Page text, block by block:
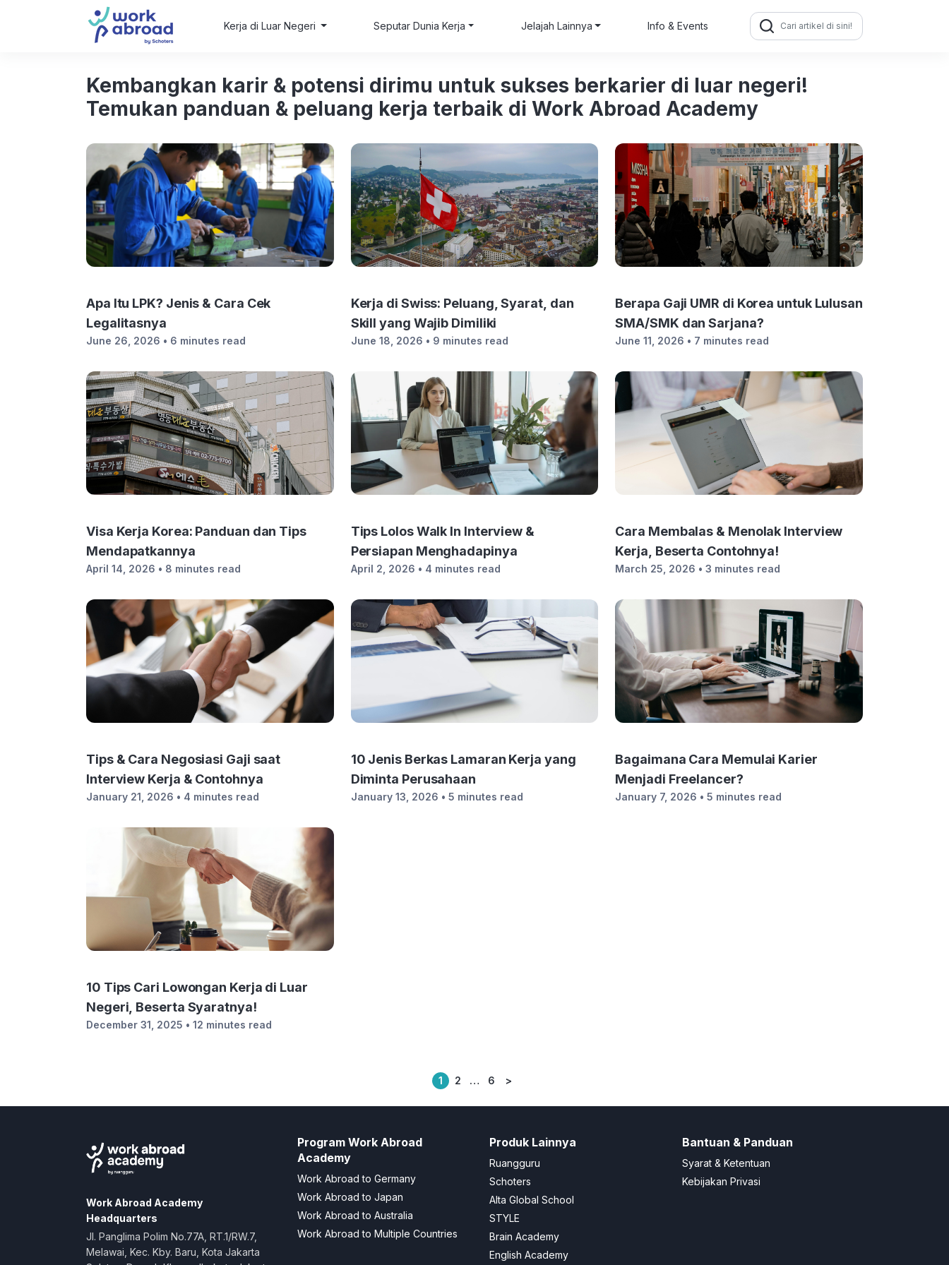
Kerja di Luar Negeri Seputar Dunia Kerja Jelajah Lainnya Info & Events
Search
for:
Kembangkan karir & potensi dirimu untuk sukses berkarier di luar negeri!
Temukan panduan & peluang kerja terbaik di Work Abroad Academy
Apa Itu LPK? Jenis & Cara Cek
Legalitasnya
June 26, 2026 • 6 minutes read
Kerja di Swiss: Peluang, Syarat, dan
Skill yang Wajib Dimiliki
June 18, 2026 • 9 minutes read
Berapa Gaji UMR di Korea untuk Lulusan
SMA/SMK dan Sarjana?
June 11, 2026 • 7 minutes read
Visa Kerja Korea: Panduan dan Tips
Mendapatkannya
April 14, 2026 • 8 minutes read
Tips Lolos Walk In Interview &
Persiapan Menghadapinya
April 2, 2026 • 4 minutes read
Cara Membalas & Menolak Interview
Kerja, Beserta Contohnya!
March 25, 2026 • 3 minutes read
Tips & Cara Negosiasi Gaji saat
Interview Kerja & Contohnya
January 21, 2026 • 4 minutes read
10 Jenis Berkas Lamaran Kerja yang
Diminta Perusahaan
January 13, 2026 • 5 minutes read
Bagaimana Cara Memulai Karier
Menjadi Freelancer?
January 7, 2026 • 5 minutes read
10 Tips Cari Lowongan Kerja di Luar
Negeri, Beserta Syaratnya!
December 31, 2025 • 12 minutes read
Posts
1 2 … 6 >
Work Abroad Academy
Headquarters
Jl. Panglima Polim No.77A, RT.1/RW.7,
Melawai, Kec. Kby. Baru, Kota Jakarta
Program Work Abroad
Academy
Work Abroad to Germany
Work Abroad to Japan
Work Abroad to Australia
Work Abroad to Multiple Countries
Produk Lainnya
Ruangguru
Schoters
Alta Global School
STYLE
Brain Academy
English Academy
Bantuan & Panduan
Syarat & Ketentuan
Kebijakan Privasi